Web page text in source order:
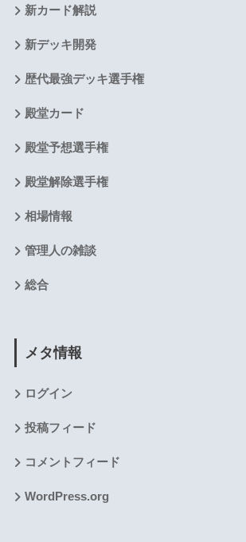
新カード解説
新デッキ開発
歴代最強デッキ選手権
殿堂カード
殿堂予想選手権
殿堂解除選手権
相場情報
管理人の雑談
総合
メタ情報
ログイン
投稿フィード
コメントフィード
WordPress.org